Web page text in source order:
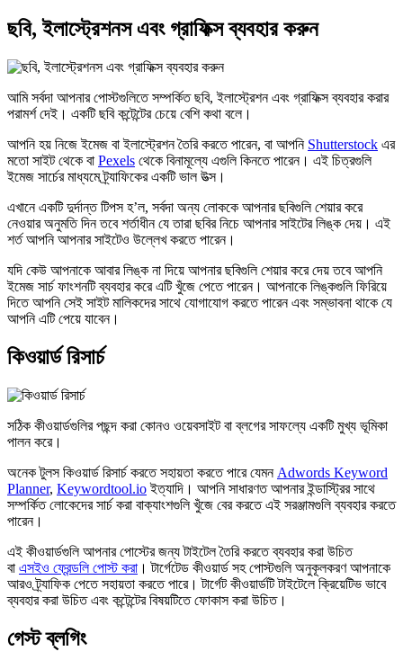
ছবি, ইলাস্ট্রেশনস এবং গ্রাফিক্স ব্যবহার করুন
আমি সর্বদা আপনার পোস্টগুলিতে সম্পর্কিত ছবি, ইলাস্ট্রেশন এবং গ্রাফিক্স ব্যবহার করার
পরামর্শ দেই। একটি ছবি কন্টেন্টের চেয়ে বেশি কথা বলে।
আপনি হয় নিজে ইমেজ বা ইলাস্ট্রেশন তৈরি করতে পারেন, বা আপনি Shutterstock এর
মতো সাইট থেকে বা Pexels থেকে বিনামূল্যে এগুলি কিনতে পারেন। এই চিত্রগুলি
ইমেজ সার্চের মাধ্যমে ট্র্যাফিকের একটি ভাল উত্স।
এখানে একটি দুর্দান্ত টিপস হ’ল, সর্বদা অন্য লোককে আপনার ছবিগুলি শেয়ার করে
নেওয়ার অনুমতি দিন তবে শর্তাধীন যে তারা ছবির নিচে আপনার সাইটের লিঙ্ক দেয়। এই
শর্ত আপনি আপনার সাইটেও উল্লেখ করতে পারেন।
যদি কেউ আপনাকে আবার লিঙ্ক না দিয়ে আপনার ছবিগুলি শেয়ার করে দেয় তবে আপনি
ইমেজ সার্চ ফাংশনটি ব্যবহার করে এটি খুঁজে পেতে পারেন। আপনাকে লিঙ্কগুলি ফিরিয়ে
দিতে আপনি সেই সাইট মালিকদের সাথে যোগাযোগ করতে পারেন এবং সম্ভাবনা থাকে যে
আপনি এটি পেয়ে যাবেন।
কিওয়ার্ড রিসার্চ
সঠিক কীওয়ার্ডগুলির পছন্দ করা কোনও ওয়েবসাইট বা ব্লগের সাফল্যে একটি মুখ্য ভূমিকা
পালন করে।
অনেক টুলস কিওয়ার্ড রিসার্চ করতে সহায়তা করতে পারে যেমন Adwords Keyword
Planner, Keywordtool.ioইত্যাদি। আপনি সাধারণত আপনার ইন্ডাস্ট্রির সাথে
সম্পর্কিত লোকেদের সার্চ করা বাক্যাংশগুলি খুঁজে বের করতে এই সরঞ্জামগুলি ব্যবহার করতে
পারেন।
এই কীওয়ার্ডগুলি আপনার পোস্টের জন্য টাইটেল তৈরি করতে ব্যবহার করা উচিত
বা এসইও ফ্রেন্ডলি পোস্ট করা । টার্গেটেড কীওয়ার্ড সহ পোস্টগুলি অনুকূলকরণ আপনাকে
আরও ট্র্যাফিক পেতে সহায়তা করতে পারে। টার্গেট কীওয়ার্ডটি টাইটেলে ক্রিয়েটিভ ভাবে
ব্যবহার করা উচিত এবং কন্টেন্টের বিষয়টিতে ফোকাস করা উচিত।
গেস্ট ব্লগিং